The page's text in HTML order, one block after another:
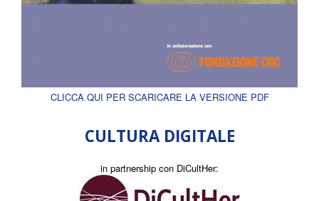
CLICCA QUI PER SCARICARE LA VERSIONE PDF
CULTURA DIGITALE
in partnership con DiCultHer: